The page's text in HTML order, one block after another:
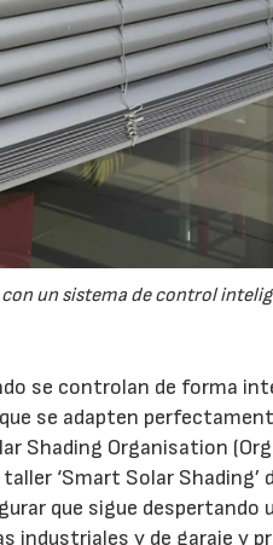
un sistema de control
se controlan de forma
se adapten
Shading Organisation
‘Smart Solar Shading’
que sigue despertando
industriales y de garaje y